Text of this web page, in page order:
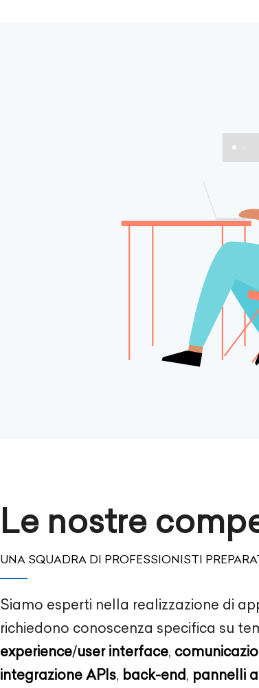
Le nostre
UNA SQUADRA DI PROFESSIONISTI
Siamo esperti nella realizzazione di
richiedono conoscenza specifica su
experience/user interface,
integrazione APIs, back-end, pannelli